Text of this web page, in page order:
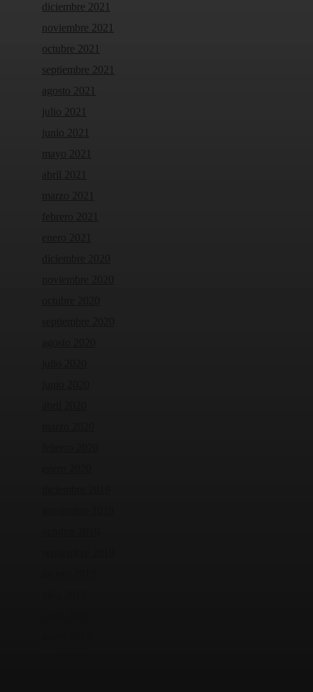
diciembre 2021
noviembre 2021
octubre 2021
septiembre 2021
agosto 2021
julio 2021
junio 2021
mayo 2021